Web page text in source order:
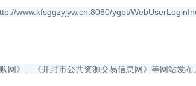
www.kfsggzyjyw.cn:8080/ygpt/
》、《开封市公共资源交易信息网》等网站发布